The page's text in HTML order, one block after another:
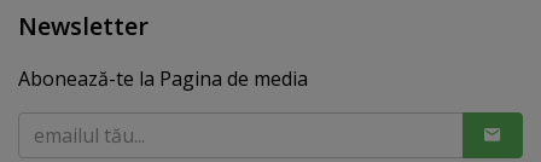
Newsletter
Abonează-te la Pagina de media